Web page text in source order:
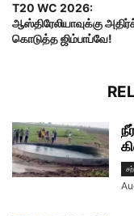
T20 WC 2026:
ஆஸ்திரேலியாவுக்கு
கொடுத்த ஜிம்பாப்வே!